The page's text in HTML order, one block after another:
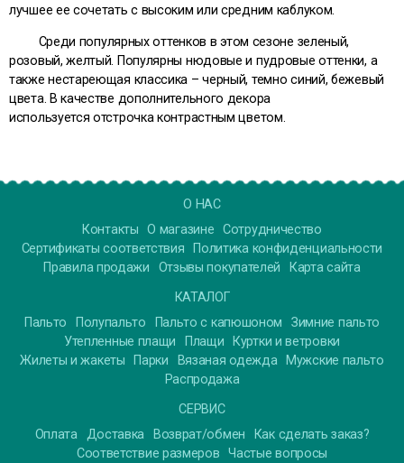
лучшее ее сочетать с высоким или средним каблуком.
Среди популярных оттенков в этом сезоне зеленый,
розовый, желтый. Популярны нюдовые и пудровые оттенки, а
также нестареющая классика – черный, темно синий, бежевый
цвета. В качестве дополнительного декора
используется отстрочка контрастным цветом.
О НАС
Контакты
О магазине Сотрудничество
Сертификаты соответствия
Политика конфиденциальности
Правила продажи
Отзывы покупателей
Карта сайта
КАТАЛОГ
Пальто
Полупальто Пальто с капюшоном
Зимние пальто
Утепленные плащи
Плащи
Куртки и ветровки
Жилеты и жакеты
Парки Вязаная одежда
Мужские пальто
Распродажа
СЕРВИС
Оплата Доставка Возврат/обмен
Как сделать заказ?
Соответствие размеров
Частые вопросы